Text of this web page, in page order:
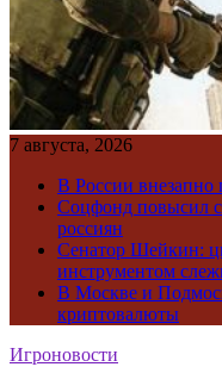
7 августа, 2026
В России внезапно
Соцфонд повысил
россиян
Сенатор Шейкин:
инструментом
В Москве и
криптовалюты
Игроновости